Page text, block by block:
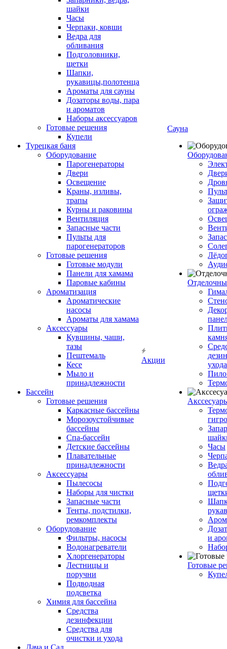
шайки
Часы
Черпаки, ковши
Ведра для
обливания
Подголовники,
щетки
Шапки,
рукавицы,полотенца
Ароматы для сауны
Дозаторы воды, пара
и ароматов
Наборы аксессуаров
Готовые решения
Купели
Турецкая баня
Оборудование
Парогенераторы
Двери
Освещение
Краны, изливы,
трапы
Курны и раковины
Вентиляция
Запасные части
Пульты для
парогенераторов
Готовые решения
Готовые модули
Панели для хамама
Паровые кабины
Ароматизация
Ароматические
насосы
Ароматы для хамама
Аксессуары
Кувшины, чаши,
тазы
Пештемаль
Кесе
Мыло и
принадлежности
Бассейн
Готовые решения
Каркасные бассейны
Морозоустойчивые
бассейны
Спа-бассейн
Детские бассейны
Плавательные
принадлежности
Аксессуары
Пылесосы
Наборы для чистки
Запасные части
Тенты, подстилки,
ремкомплекты
Оборудование
Фильтры, насосы
Водонагреватели
Хлоргенераторы
Лестницы и
поручни
Подводная
подсветка
Химия для бассейна
Средства
дезинфекции
Средства для
очистки и ухода
Дача и Сад
Акции
Сауна
ухода
Часы
и
Готовые